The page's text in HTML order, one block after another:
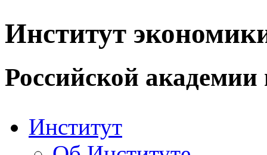
Институт
Российской академии
Институт